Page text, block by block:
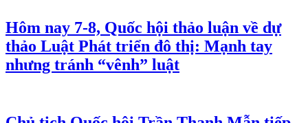
Hôm nay 7-8, Quốc hội thảo luận về dự
thảo Luật Phát triển đô thị: Mạnh tay
nhưng tránh “vênh” luật